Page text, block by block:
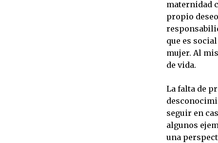
maternidad
propio
que es
mujer. Al
de vida.
La falta de
seguir en
algunos
una